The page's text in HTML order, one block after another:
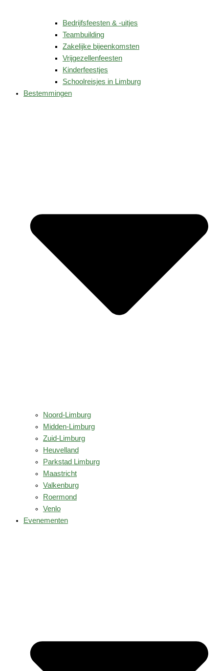
Bedrijfsfeesten & -uitjes
Teambuilding
Zakelijke bijeenkomsten
Vrijgezellenfeesten
Kinderfeestjes
Schoolreisjes in Limburg
Bestemmingen
Noord-Limburg
Midden-Limburg
Zuid-Limburg
Heuvelland
Parkstad Limburg
Maastricht
Valkenburg
Roermond
Venlo
Evenementen